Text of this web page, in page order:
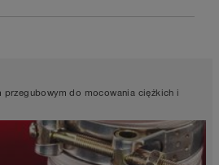
przegubowym do mocowania ciężkich i